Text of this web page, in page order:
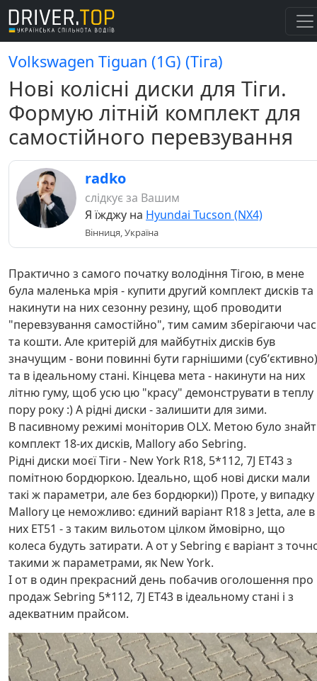
Volkswagen Tiguan (1G) (Тіга)
Нові колісні диски для Тіги.
Формую літній комплект для
самостійного перевзування
radko
слідкує за Вашим
Я їжджу на Hyundai Tucson (NX4)
Вінниця, Україна
Практично з самого початку володіння Тігою, в мене
була маленька мрія - купити другий комплект дисків та
накинути на них сезонну резину, щоб проводити
"перевзування самостійно", тим самим зберігаючи час
та кошти. Але критерій для майбутніх дисків був
значущим - вони повинні бути гарнішими (субʼєктивно)
та в ідеальному стані. Кінцева мета - накинути на них
літню гуму, щоб усю цю "красу" демонструвати в теплу
пору року :) А рідні диски - залишити для зими.
В пасивному режимі моніторив OLX. Метою було
комплект 18-их дисків, Mallory або Sebring.
Рідні диски моєї Тіги - New York R18, 5*112, 7J ET43 з
помітною бордюркою. Ідеально, щоб нові диски мали
такі ж параметри, але без бордюрки)) Проте, у випадку
Mallory це неможливо: єдиний варіант R18 з Jetta, але в
них ET51 - з таким вильотом цілком ймовірно, що
колеса будуть затирати. А от у Sebring є варіант з
такими ж параметрами, як New York.
І от в один прекрасний день побачив оголошення про
продаж Sebring 5*112, 7J ET43 в ідеальному стані і з
адекватним прайсом.